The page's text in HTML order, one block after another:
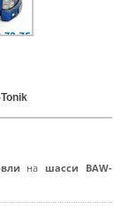
на шасси BAW-